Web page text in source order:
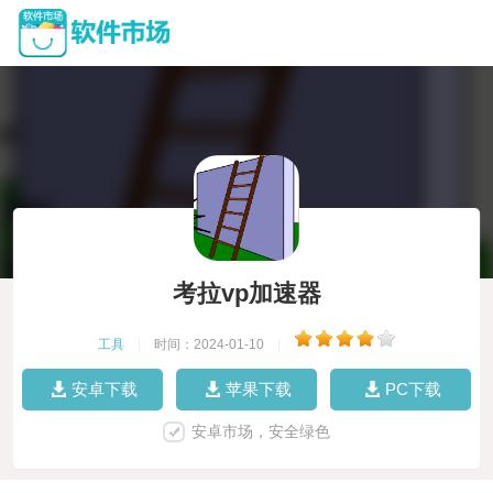
考拉vp加速器
工具 时间：2024-01-10
安卓下载 苹果下载 PC下载
安卓市场，安全绿色